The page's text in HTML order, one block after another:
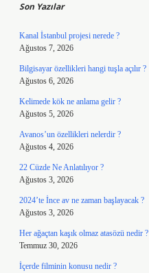
Son Yazılar
Kanal İstanbul projesi nerede ?
Ağustos 7, 2026
Bilgisayar özellikleri hangi tuşla açılır ?
Ağustos 6, 2026
Kelimede kök ne anlama gelir ?
Ağustos 5, 2026
Avanos’un özellikleri nelerdir ?
Ağustos 4, 2026
22 Cüzde Ne Anlatılıyor ?
Ağustos 3, 2026
2024’te İnce av ne zaman başlayacak ?
Ağustos 3, 2026
Her ağaçtan kaşık olmaz atasözü nedir ?
Temmuz 30, 2026
İçerde filminin konusu nedir ?